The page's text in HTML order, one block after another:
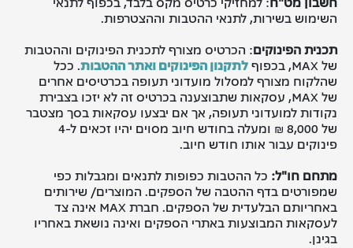
השימוש בשירות, לתנאי ההטבות וההצטרפות.
תכנית הפינוקים: הכרטיס מצורף לתכנית הפינוקים וההטבות
של MAX, בכפוף
לתקנון הפינוקים ואתר ההטבות. ככל
שהלקוח מצורף למסלול מועדוני תעופה בכרטיסים אחרים
של MAX, עסקאות שתבוצענה בכרטיס זה לא יזכו בצבירת
נקודות למועדוני תעופה, אך אם יבצעו עסקאות בסך מצטבר
של 8,000 ₪ ומעלה בחודש חיוב מסוים יהיו זכאים ל-4
פינוקים עבור אותו חודש חיוב.
מתחם חו"ל: כל ההטבות כפופות לתנאים ומגבלות כפי
שמפורטים בדף ההטבה של הספקים. המוצרים/ שירותים
באחריותם הבלעדית של הספקים. חברת MAX אינה צד
לעסקאות המבוצעות באתרי הספקים ואינה נושאת באחריו
בגינן.